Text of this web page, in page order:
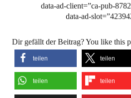
data-ad-client=”ca-pub-
data-ad-
Dir gefällt der Beitrag? You like this
teilen teilen
teilen teilen